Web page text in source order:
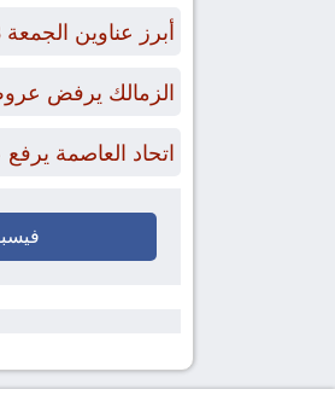
أبرز عناوين الجمعة 8 أغسطس 2026
الزمالك يرفض
اتحاد العاصمة